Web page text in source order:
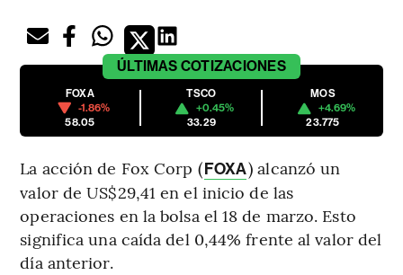
ÚLTIMAS COTIZACIONES
FOXA
-1.86%
58.05
TSCO
+0.45%
33.29
MOS
+4.69%
23.775
La acción de Fox Corp (FOXA) alcanzó un
valor de US$29,41 en el inicio de las
operaciones en la bolsa el 18 de marzo. Esto
significa una caída del 0,44% frente al valor del
día anterior.